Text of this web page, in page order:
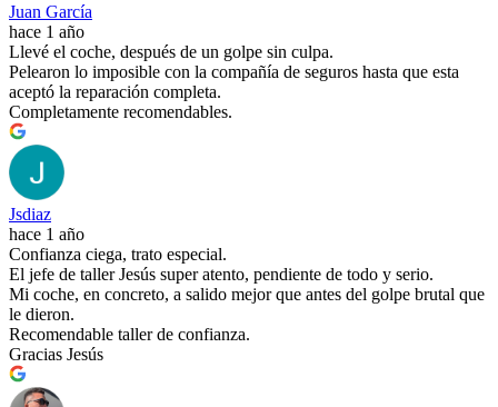
Juan García
hace 1 año
Llevé el coche, después de un golpe sin culpa.
Pelearon lo imposible con la compañía de seguros hasta que esta
aceptó la reparación completa.
Completamente recomendables.
Jsdiaz
hace 1 año
Confianza ciega, trato especial.
El jefe de taller Jesús super atento, pendiente de todo y serio.
Mi coche, en concreto, a salido mejor que antes del golpe brutal que
le dieron.
Recomendable taller de confianza.
Gracias Jesús